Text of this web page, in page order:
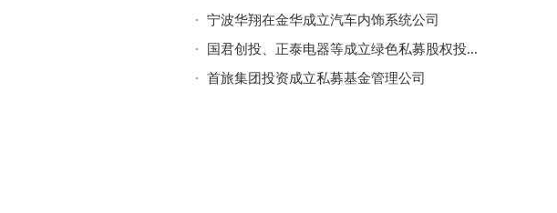
宁波华翔在金华成立汽车内饰系统公司
国君创投、正泰电器等成立绿色私募股权投资基金
首旅集团投资成立私募基金管理公司